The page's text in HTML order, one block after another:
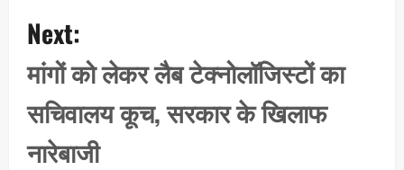
v
i
g
a
t
Next:
मांगों को लेकर लैब टेक्नोलॉजिस्टों का
सचिवालय कूच, सरकार के खिलाफ
नारेबाजी